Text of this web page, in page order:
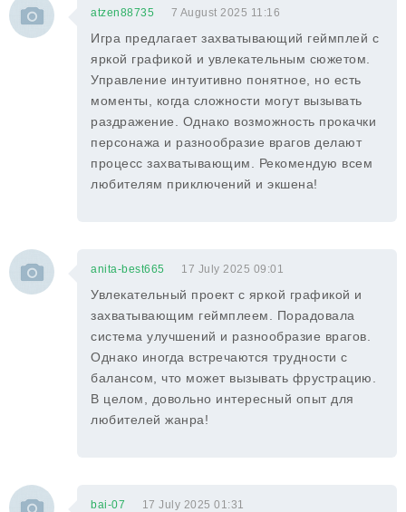
atzen88735 7 August 2025 11:16
Игра предлагает захватывающий геймплей с
яркой графикой и увлекательным сюжетом.
Управление интуитивно понятное, но есть
моменты, когда сложности могут вызывать
раздражение. Однако возможность прокачки
персонажа и разнообразие врагов делают
процесс захватывающим. Рекомендую всем
любителям приключений и экшена!
anita-best665 17 July 2025 09:01
Увлекательный проект с яркой графикой и
захватывающим геймплеем. Порадовала
система улучшений и разнообразие врагов.
Однако иногда встречаются трудности с
балансом, что может вызывать фрустрацию.
В целом, довольно интересный опыт для
любителей жанра!
bai-07 17 July 2025 01:31